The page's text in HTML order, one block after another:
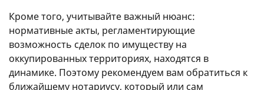
Кроме того, учитывайте важный нюанс:
нормативные акты, регламентирующие
возможность сделок по имуществу на
оккупированных территориях, находятся в
динамике. Поэтому рекомендуем вам обратиться к
ближайшему нотариусу, который или сам